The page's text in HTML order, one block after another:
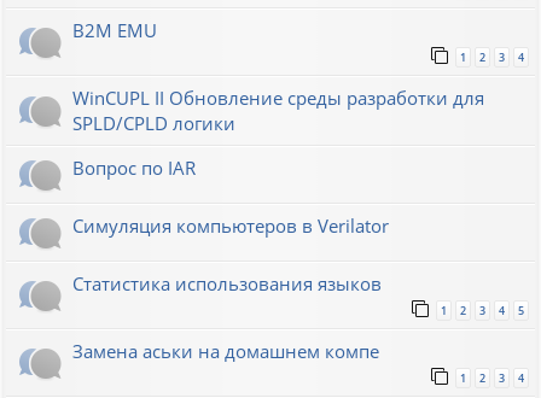
B2M EMU
1 2 3 4
WinCUPL II Обновление среды разработки для
SPLD/CPLD логики
Вопрос по IAR
Симуляция компьютеров в Verilator
Статистика использования языков
1 2 3 4 5
Замена аськи на домашнем компе
1 2 3 4